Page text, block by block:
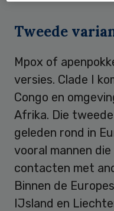
Tweede
Mpox of
versies. Clade I
Congo en
Afrika. Die
geleden rond in
vooral mannen
contacten met
Binnen de
IJsland en